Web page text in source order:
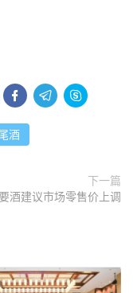
  
酒
下一篇
酒建议市场零售价上调